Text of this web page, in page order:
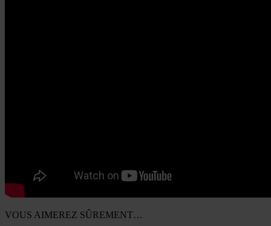
VOUS AIMEREZ SÛREMENT…